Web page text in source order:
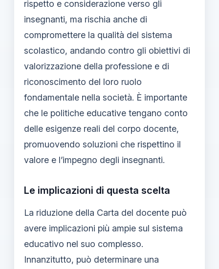
rispetto e considerazione verso gli
insegnanti, ma rischia anche di
compromettere la qualità del sistema
scolastico, andando contro gli obiettivi di
valorizzazione della professione e di
riconoscimento del loro ruolo
fondamentale nella società. È importante
che le politiche educative tengano conto
delle esigenze reali del corpo docente,
promuovendo soluzioni che rispettino il
valore e l’impegno degli insegnanti.
Le implicazioni di questa scelta
La riduzione della Carta del docente può
avere implicazioni più ampie sul sistema
educativo nel suo complesso.
Innanzitutto, può determinare una